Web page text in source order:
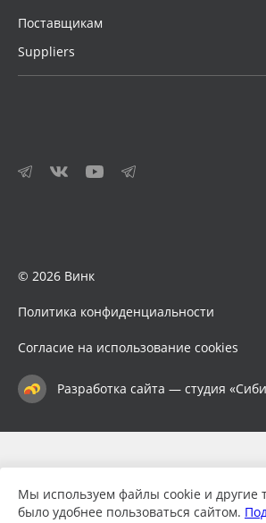
Поставщикам
Suppliers
© 2026 Винк
Политика конфиденциальности
Согласие на использование cookies
Разработка сайта — студия
Мы используем файлы cookie и другие
было удобнее пользоваться сайтом.